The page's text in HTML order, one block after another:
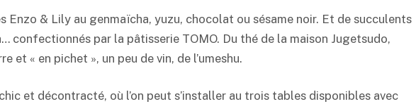
Enzo & Lily au genmaïcha, yuzu, chocolat ou sésame noir. Et de succulents
confectionnés par la pâtisserie TOMO. Du thé de la maison Jugetsudo,
et « en pichet », un peu de vin, de l’umeshu.
et décontracté, où l’on peut s’installer au trois tables disponibles avec